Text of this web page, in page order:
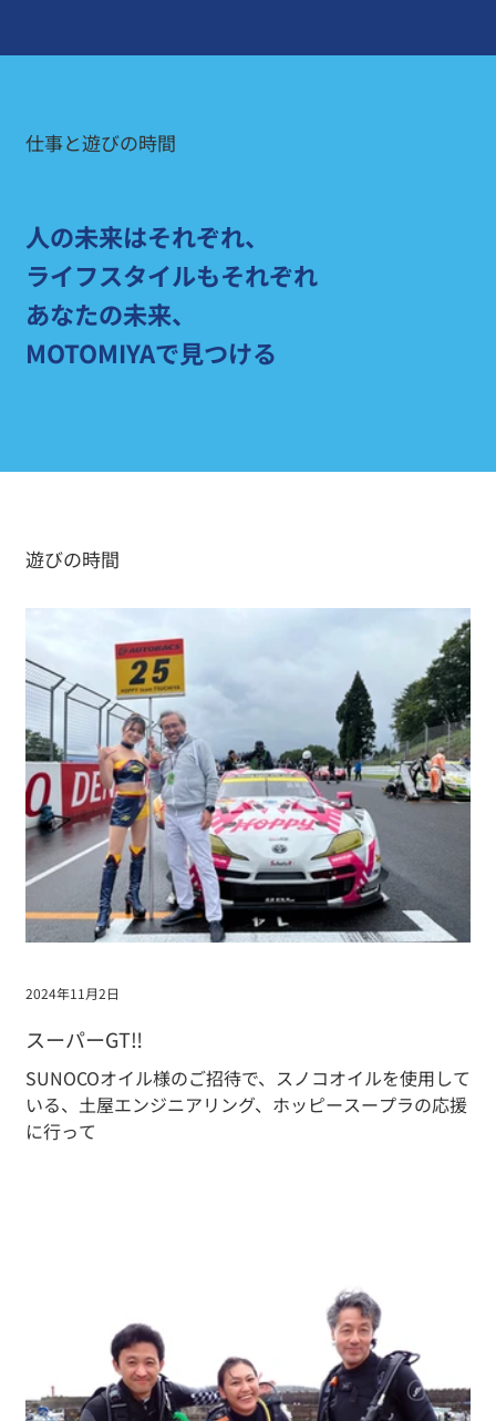
仕事と遊びの時間
人の未来はそれぞれ、
ライフスタイルもそれぞれ
あなたの未来、
MOTOMIYAで見つける
遊びの時間
スーパーGT‼️
SUNOCOオイル様のご招待で、スノコオイルを使用して
いる、土屋エンジニアリング、ホッピースープラの応援
に行って
2024年11月2日